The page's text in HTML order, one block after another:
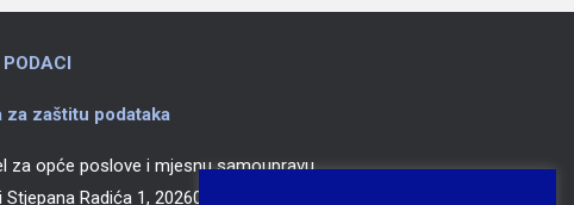
za zaštitu podataka
za opće poslove i mjesnu samoupravu
Radića 1, 20260 Korčula